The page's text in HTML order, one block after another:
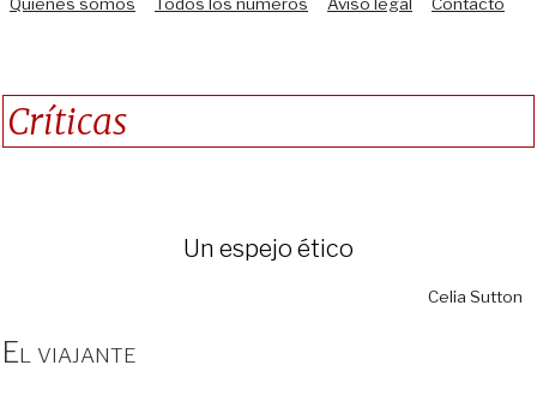
Quiénes somos
Todos los números Aviso legal Contacto
Críticas
Un espejo ético
Celia Sutton
El viajante